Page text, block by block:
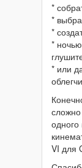
*
*
*
*
* или
VI для